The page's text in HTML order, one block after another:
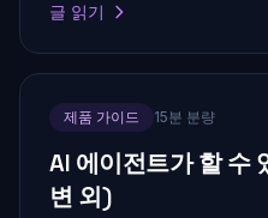
글 읽기
제품 가이드 15분 분량
AI 에이전트가 할 수
변 외)